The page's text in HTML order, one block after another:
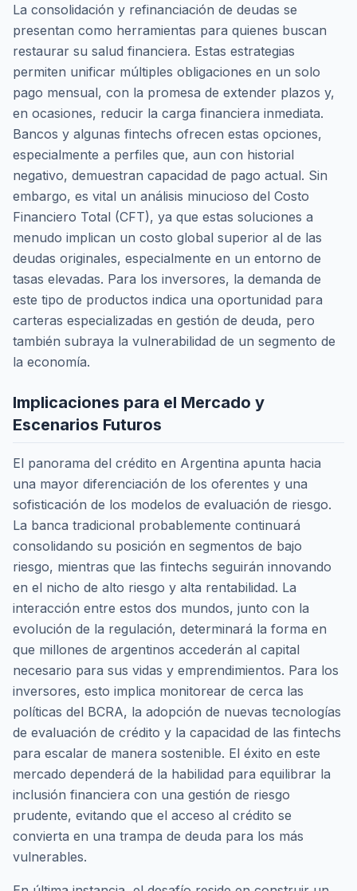
La consolidación y refinanciación de deudas se
presentan como herramientas para quienes buscan
restaurar su salud financiera. Estas estrategias
permiten unificar múltiples obligaciones en un solo
pago mensual, con la promesa de extender plazos y,
en ocasiones, reducir la carga financiera inmediata.
Bancos y algunas fintechs ofrecen estas opciones,
especialmente a perfiles que, aun con historial
negativo, demuestran capacidad de pago actual. Sin
embargo, es vital un análisis minucioso del Costo
Financiero Total (CFT), ya que estas soluciones a
menudo implican un costo global superior al de las
deudas originales, especialmente en un entorno de
tasas elevadas. Para los inversores, la demanda de
este tipo de productos indica una oportunidad para
carteras especializadas en gestión de deuda, pero
también subraya la vulnerabilidad de un segmento de
la economía.
Implicaciones para el Mercado y
Escenarios Futuros
El panorama del crédito en Argentina apunta hacia
una mayor diferenciación de los oferentes y una
sofisticación de los modelos de evaluación de riesgo.
La banca tradicional probablemente continuará
consolidando su posición en segmentos de bajo
riesgo, mientras que las fintechs seguirán innovando
en el nicho de alto riesgo y alta rentabilidad. La
interacción entre estos dos mundos, junto con la
evolución de la regulación, determinará la forma en
que millones de argentinos accederán al capital
necesario para sus vidas y emprendimientos. Para los
inversores, esto implica monitorear de cerca las
políticas del BCRA, la adopción de nuevas tecnologías
de evaluación de crédito y la capacidad de las fintechs
para escalar de manera sostenible. El éxito en este
mercado dependerá de la habilidad para equilibrar la
inclusión financiera con una gestión de riesgo
prudente, evitando que el acceso al crédito se
convierta en una trampa de deuda para los más
vulnerables.